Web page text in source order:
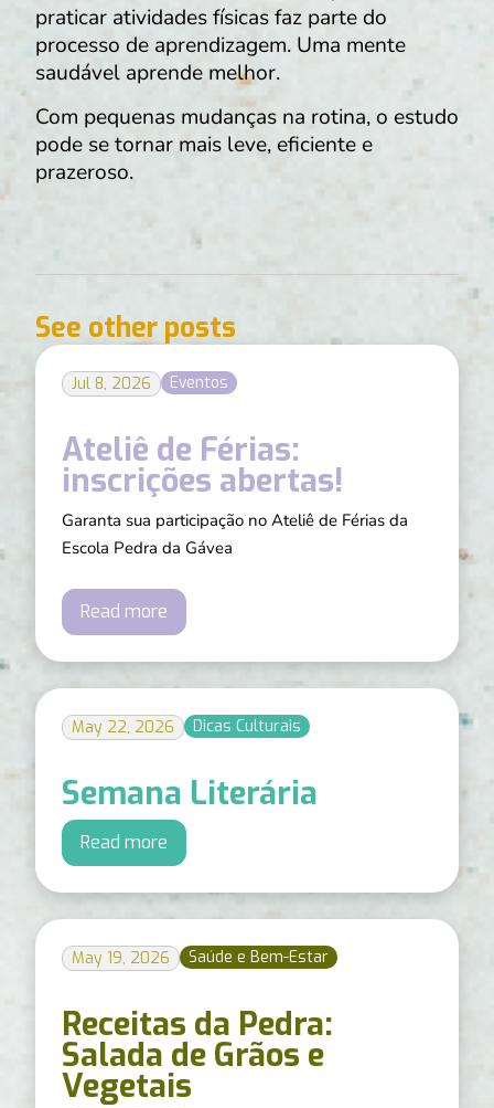
praticar atividades físicas faz parte do
processo de aprendizagem. Uma mente
saudável aprende melhor.
Com pequenas mudanças na rotina, o estudo
pode se tornar mais leve, eficiente e
prazeroso.
See other posts
Jul 8, 2026 Eventos
Ateliê de Férias:
inscrições abertas!
Garanta sua participação no Ateliê de Férias da
Escola Pedra da Gávea
Read more
May 22, 2026 Dicas Culturais
Semana Literária
Read more
May 19, 2026 Saúde e Bem-Estar
Receitas da Pedra:
Salada de Grãos e
Vegetais